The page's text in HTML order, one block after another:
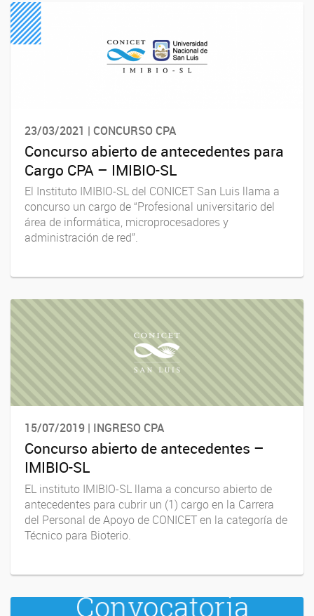
23/03/2021 | CONCURSO CPA
Concurso abierto de antecedentes para
Cargo CPA – IMIBIO-SL
El Instituto IMIBIO-SL del CONICET San Luis llama a
concurso un cargo de “Profesional universitario del
área de informática, microprocesadores y
administración de red”.
15/07/2019 | INGRESO CPA
Concurso abierto de antecedentes –
IMIBIO-SL
EL instituto IMIBIO-SL llama a concurso abierto de
antecedentes para cubrir un (1) cargo en la Carrera
del Personal de Apoyo de CONICET en la categoría de
Técnico para Bioterio.